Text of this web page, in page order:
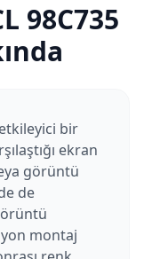
98C735
bir
ekran
görüntü
de
montaj